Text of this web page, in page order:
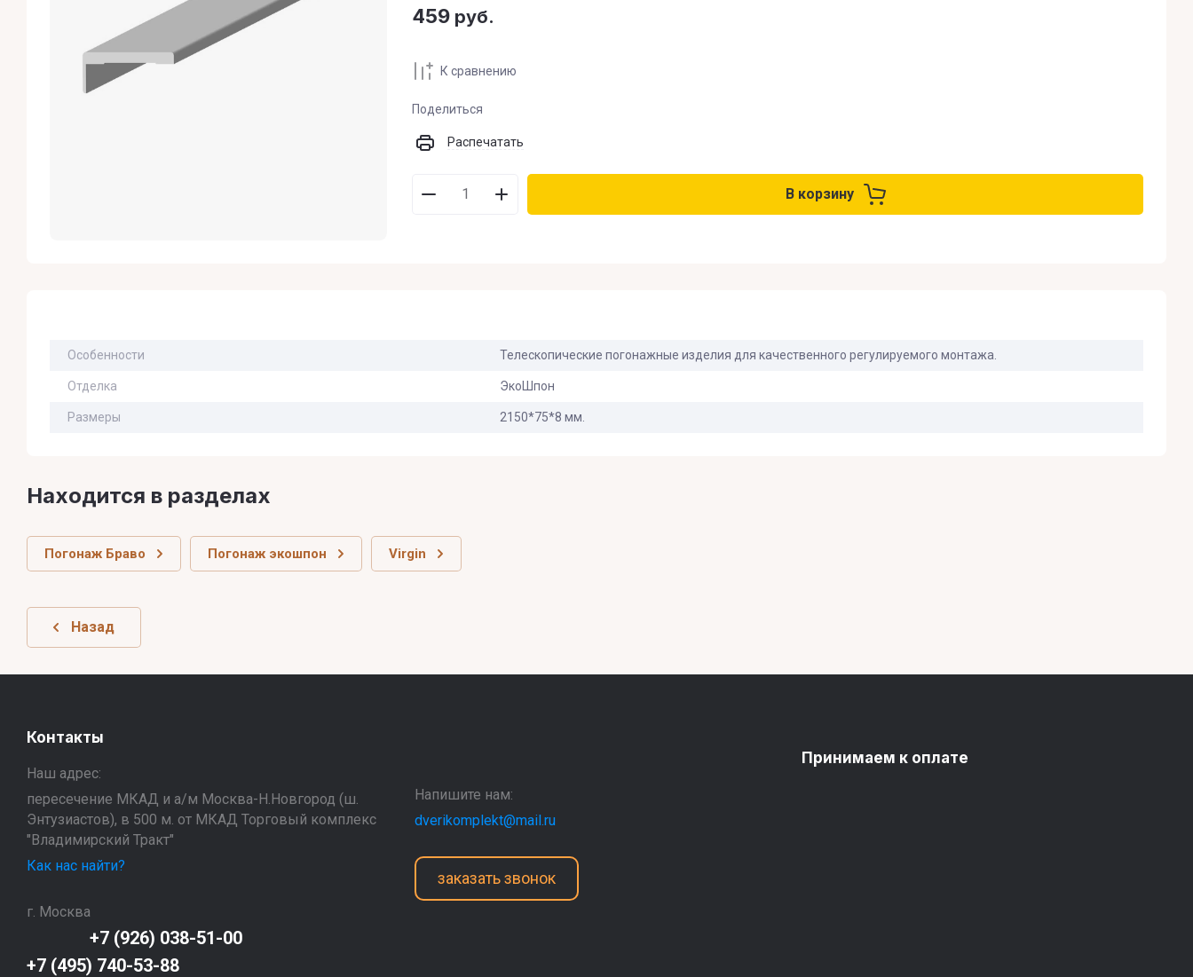
Спецпредложение
459 руб.
К сравнению
Поделиться
Распечатать
В корзину
Особенности Телескопические погонажные изделия для качественного регулируемого монтажа.
Отделка ЭкоШпон
Размеры 2150*75*8 мм.
Находится в разделах
Погонаж Браво Погонаж экошпон Virgin
Назад
Контакты
Наш адрес:
пересечение МКАД и а/м Москва-Н.Новгород (ш.
Энтузиастов), в 500 м. от МКАД Торговый комплекс
"Владимирский Тракт"
Как нас найти?
г. Москва
+7 (926) 038-51-00
+7 (495) 740-53-88
Напишите нам:
dverikomplekt@mail.ru
заказать звонок
Принимаем к оплате